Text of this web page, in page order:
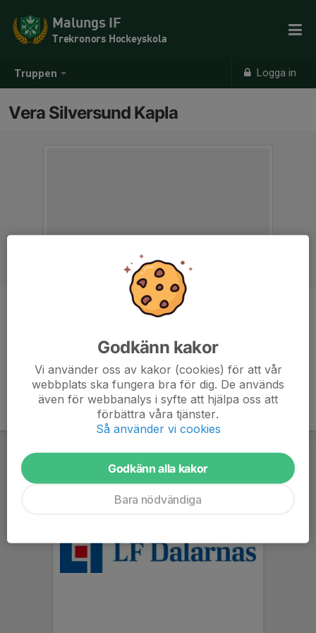
Truppen Logga in
Malungs IF
Trekronors Hockeyskola
Vera Silversund Kapla
Godkänn kakor
Vi använder oss av kakor (cookies) för att vår
webbplats ska fungera bra för dig. De används
även för webbanalys i syfte att hjälpa oss att
förbättra våra tjänster.
Så använder vi cookies
Godkänn alla kakor
Bara nödvändiga